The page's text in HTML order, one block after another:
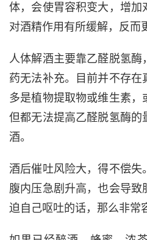
体，会使胃容积变大，增加
对酒精作用有所缓解，反而
人体解酒主要靠乙醛脱氢
药无法补充。目前并不存
多是植物提取物或维生素，
但都无法提高乙醛脱氢酶
酒。
酒后催吐风险大，得不偿
腹内压急剧升高，也会导
迫自己呕吐的话，那么非常